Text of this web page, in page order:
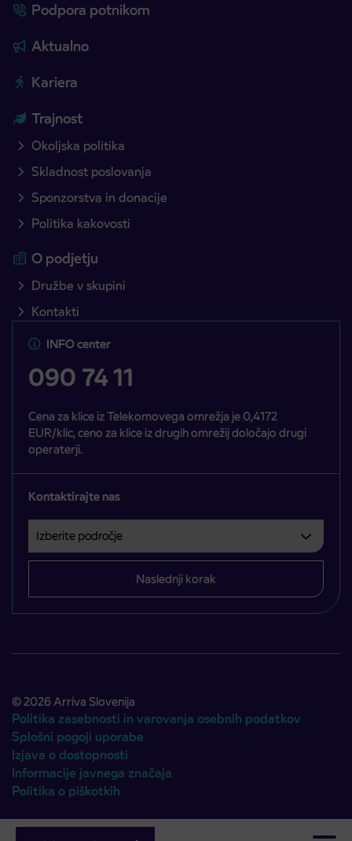
Podpora potnikom
Aktualno
Kariera
Trajnost
Okoljska politika
Skladnost poslovanja
Sponzorstva in donacije
Politika kakovosti
O podjetju
Družbe v skupini
Kontakti
INFO center
090 74 11
Cena za klice iz Telekomovega omrežja je 0,4172
EUR/klic, ceno za klice iz drugih omrežij določajo drugi
operaterji.
Kontaktirajte nas
Izberite področje
Področje je obvezno izbrati.
Naslednji korak
© 2026 Arriva Slovenija
Politika zasebnosti in varovanja osebnih podatkov
Splošni pogoji uporabe
Izjava o dostopnosti
Informacije javnega značaja
Politika o piškotkih
Avtorji:Emigma